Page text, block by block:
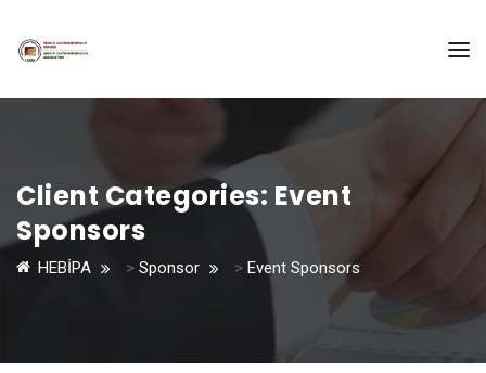
Client Categories: Event
Sponsors
HEBİPA > Sponsor > Event Sponsors